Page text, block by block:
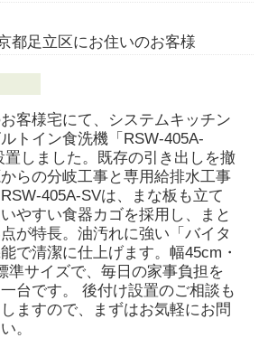
都足立区にお住いのお客様
客様宅にて、システムキッチン
トイン食洗機「RSW-405A-
置しました。既存の引き出しを撤
らの分岐工事と専用給排水工事
405A-SVは、まな板も立て
やすい食器カゴを採用し、まと
が特長。油汚れに強い「バイタ
で清潔に仕上げます。幅45cm・
準サイズで、毎日の家事負担を
台です。 後付け設置のご相談も
ますので、まずはお気軽にお問
。